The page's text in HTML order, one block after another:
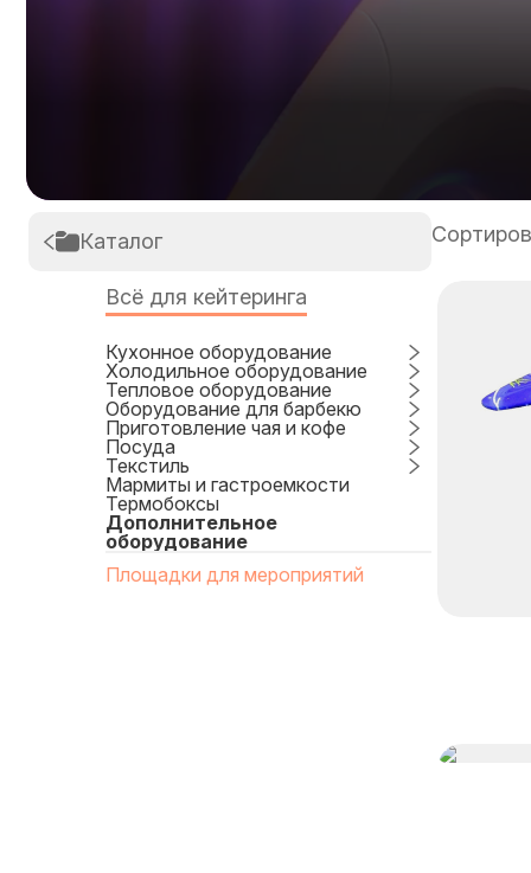
Каталог
Всё для кейтеринга
Кухонное оборудование
Холодильное оборудование
Тепловое оборудование
Оборудование для барбекю
Приготовление чая и кофе
Посуда
Текстиль
Мармиты и гастроемкости
Термобоксы
Дополнительное
оборудование
Площадки для мероприятий